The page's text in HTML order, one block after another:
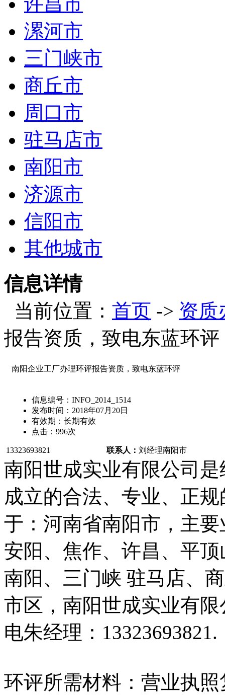
漯河市
三门峡市
商丘市
周口市
驻马店市
南阳市
济源市
信阳市
其他城市
信息详情
当前位置： 首页 -> 资质
报告资质，致电东蓝环评
南阳企业工厂办理环评报告资质，致电东蓝环评
信息编号： INFO_2014_1514
发布时间： 2018年07月20日
有效期： 长期有效
点击： 996次
13323693821 联系人： 刘经理南阳市
南阳世成实业有限公司
成立的合法、专业、正
于：河南省南阳市，主
安阳、焦作、许昌、平
南阳、三门峡 驻马店、
市区，南阳世成实业有限
电朱经理：13323693821.
环评所需材料：营业执